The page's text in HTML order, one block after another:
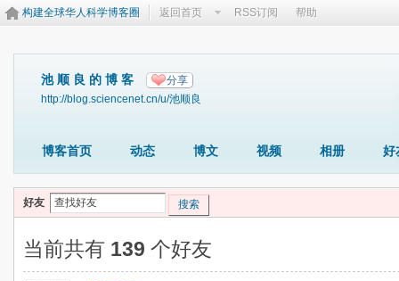
构建全球华人科学博客圈 返回首页 RSS订阅 帮助
池 顺 良 的 博 客 分享
http://blog.sciencenet.cn/u/池顺良
博客首页 动态 博文 视频 相册 好
好友 搜索
当前共有 139 个好友